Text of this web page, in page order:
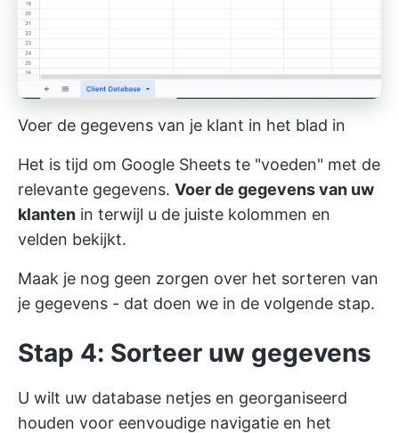
Voer de gegevens van je klant in het blad in
Het is tijd om Google Sheets te "voeden" met de
relevante gegevens. Voer de gegevens van uw
klanten in terwijl u de juiste kolommen en
velden bekijkt.
Maak je nog geen zorgen over het sorteren van
je gegevens - dat doen we in de volgende stap.
Stap 4: Sorteer uw gegevens
U wilt uw database netjes en georganiseerd
houden voor eenvoudige navigatie en het